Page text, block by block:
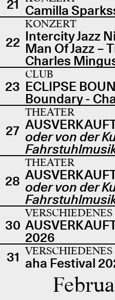
21 Camilla
22
KONZERT
Intercity Jazz
Man Of Jazz –
Charles
23
CLUB
ECLIPSE
Boundary -
27
THEATER
oder von der
28
THEATER
oder von der
30
VERSCHIEDENES
2026
31 VERSCHIEDENES
aha Festival